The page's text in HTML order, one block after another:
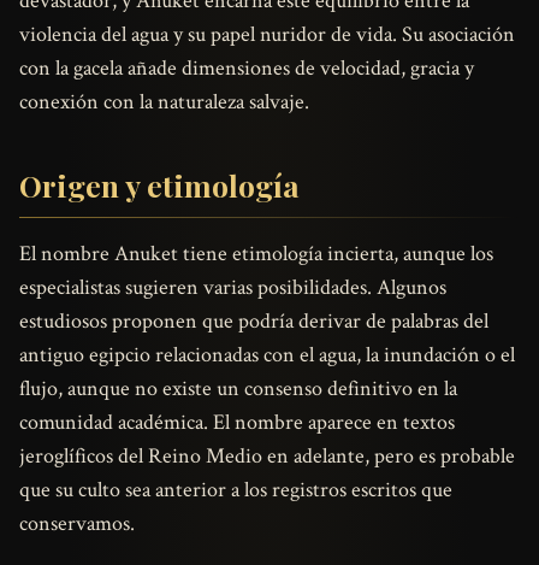
violencia del agua y su papel nuridor de vida. Su asociación
con la gacela añade dimensiones de velocidad, gracia y
conexión con la naturaleza salvaje.
Origen y etimología
El nombre Anuket tiene etimología incierta, aunque los
especialistas sugieren varias posibilidades. Algunos
estudiosos proponen que podría derivar de palabras del
antiguo egipcio relacionadas con el agua, la inundación o el
flujo, aunque no existe un consenso definitivo en la
comunidad académica. El nombre aparece en textos
jeroglíficos del Reino Medio en adelante, pero es probable
que su culto sea anterior a los registros escritos que
conservamos.